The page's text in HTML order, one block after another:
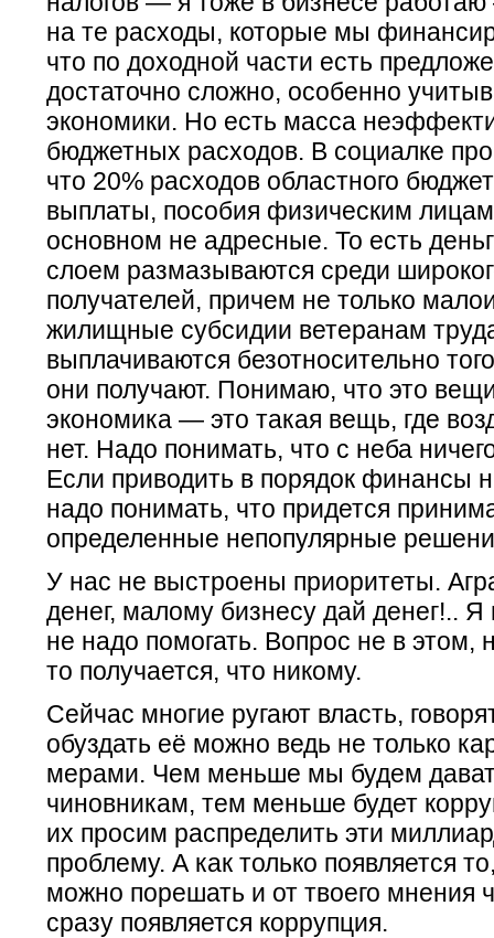
на те расходы, которые мы
что по доходной части есть
достаточно сложно, особенно
экономики. Но есть масса
бюджетных расходов. В социалке
что 20% расходов областного
выплаты, пособия физическим
основном не адресные. То есть
слоем размазываются среди
получателей, причем не только
жилищные субсидии ветеранам
выплачиваются безотносительно
они получают. Понимаю, что это
экономика — это такая вещь, где
нет. Надо понимать, что с неба
Если приводить в порядок финансы
надо понимать, что придется
определенные непопулярные
У нас не выстроены приоритеты.
денег, малому бизнесу дай денег!.. Я
не надо помогать. Вопрос не в этом,
то получается, что никому.
Сейчас многие ругают власть,
обуздать её можно ведь не только
мерами. Чем меньше мы будем
чиновникам, тем меньше будет
их просим распределить эти
проблему. А как только появляется
можно порешать и от твоего мнения
сразу появляется коррупция.